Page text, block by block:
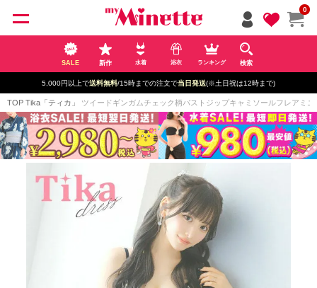
0
SALE 新作 水着 浴衣 ランキング 検索
5,000円以上で送料無料/15時までの注文で当日発送(※土日祝は12時まで)
TOP Tika「ティカ」 ツイードギンガムチェック柄バストジップキャミソールフレアミ
ペー
ジト
ップ